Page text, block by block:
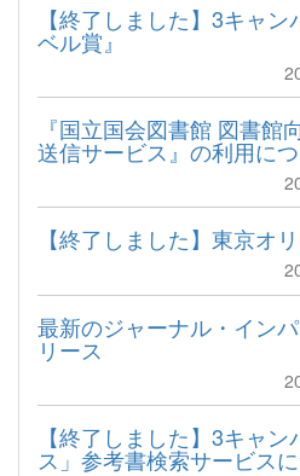
【終了しました】3キャ
ベル賞』
『国立国会図書館 図書館
送信サービス』の利用に
【終了しました】東京オ
最新のジャーナル・イン
リース
【終了しました】3キャ
ス」参考書検索サービス